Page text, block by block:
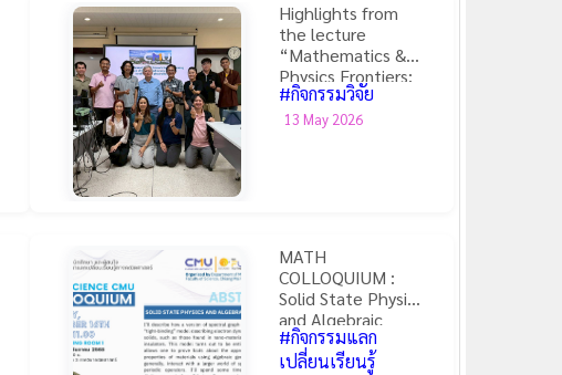
Highlights from
the lecture
“Mathematics &
Physics Frontiers:
Theories, Models,
and Applications”
#กิจกรรมวิจัย
13 May 2026
MATH
COLLOQUIUM :
Solid State Physics
and Algebraic
Geometry
#กิจกรรมแลก
เปลี่ยนเรียนรู้